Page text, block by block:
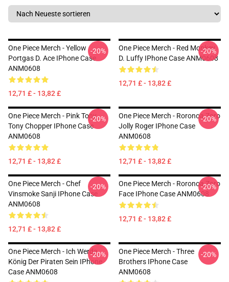
One Piece Merch - Yellow
Portgas D. Ace IPhone Case
ANM0608
12,71 £ - 13,82 £
-20%
One Piece Merch - Red Monkey
D. Luffy IPhone Case ANM0608
12,71 £ - 13,82 £
-20%
One Piece Merch - Pink Tony
Tony Chopper IPhone Case
ANM0608
12,71 £ - 13,82 £
-20%
One Piece Merch - Roronoa Zoro
Jolly Roger IPhone Case
ANM0608
12,71 £ - 13,82 £
-20%
One Piece Merch - Chef
Vinsmoke Sanji IPhone Case
ANM0608
12,71 £ - 13,82 £
-20%
One Piece Merch - Roronoa Zoro
Face IPhone Case ANM0608
12,71 £ - 13,82 £
-20%
One Piece Merch - Ich Werde
König Der Piraten Sein IPhone
Case ANM0608
-20%
One Piece Merch - Three
Brothers IPhone Case
ANM0608
-20%